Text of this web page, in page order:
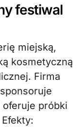
festiwal
miejską,
kosmetyczną
Firma
oferuje próbki